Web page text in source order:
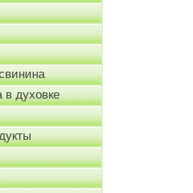
в духовке